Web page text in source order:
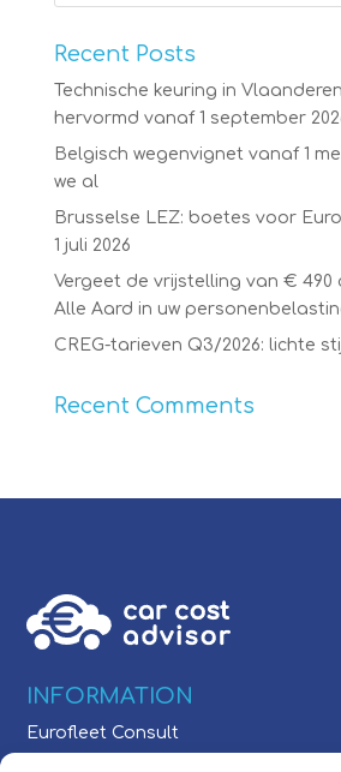
Recent Posts
Technische keuring in
hervormd vanaf 1 september
Belgisch wegenvignet vanaf 1
we al
Brusselse LEZ: boetes voor
1 juli 2026
Vergeet de vrijstelling van € 490
Alle Aard in uw
CREG-tarieven Q3/2026: lichte
Recent Comments
INFORMATION
Eurofleet Consult